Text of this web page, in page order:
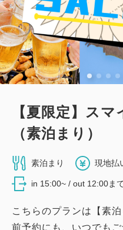
【夏限定】ス
（素泊まり）
素泊まり 現地払
in 15:00~ / out 12:00ま
こちらのプランは【素
前予約にも、いつでも